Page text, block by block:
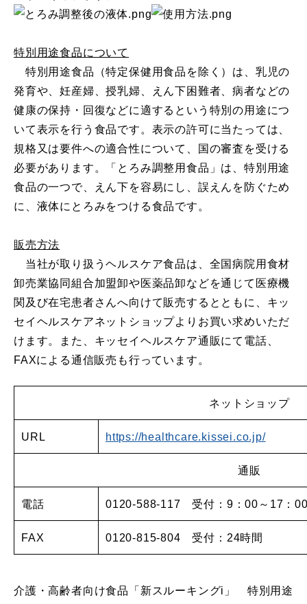
特別用途食品について
特別用途食品（特定保健用食品を除く）は、乳児の
発育や、妊産婦、授乳婦、えん下困難者、病者などの
健康の保持・回復などに適するという特別の用途につ
いて表示を行う食品です。表示の許可に当たっては、
規格又は要件への適合性について、国の審査を受ける
必要があります。「とろみ調整用食品」は、特別用途
食品の一つで、えん下を容易にし、誤えんを防ぐため
に、液体にとろみをつける食品です。
販売方法
当社が取り扱うヘルスケア食品は、全国病院用食材
卸売業協同組合加盟卸や医薬品卸などを通じて医療機
関及び在宅患者さんへ向けて販売するとともに、キッ
セイヘルスケアネットショップよりお買い求めいただ
けます。また、キッセイヘルスケア通販にて電話、
FAXによる通信販売も行っています。
ネットショップ
URL https://healthcare.kissei.co.jp/
通販
電話 0120-588-117 受付：9：00～17：
FAX 0120-815-804 受付：24時間
介護・高齢者向け食品「新スルーキングi」 特別用途